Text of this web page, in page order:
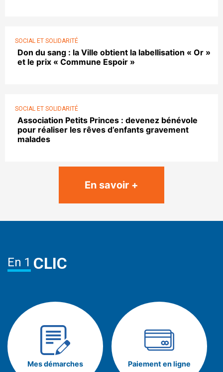
SOCIAL ET SOLIDARITÉ
Don du sang : la Ville obtient la labellisation « Or »
et le prix « Commune Espoir »
SOCIAL ET SOLIDARITÉ
Association Petits Princes : devenez bénévole
pour réaliser les rêves d’enfants gravement
malades
En savoir +
En 1 CLIC
Mes démarches Paiement en ligne